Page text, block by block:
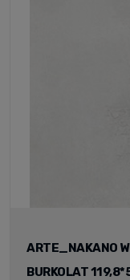
ARTE_NAKANO
BURKOLAT